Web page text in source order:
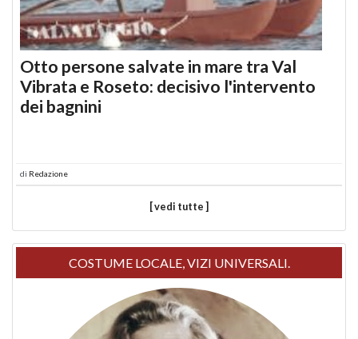
Otto persone salvate in mare tra Val
Vibrata e Roseto: decisivo l'intervento
dei bagnini
di Redazione
[ vedi tutte ]
COSTUME LOCALE, VIZI UNIVERSALI.